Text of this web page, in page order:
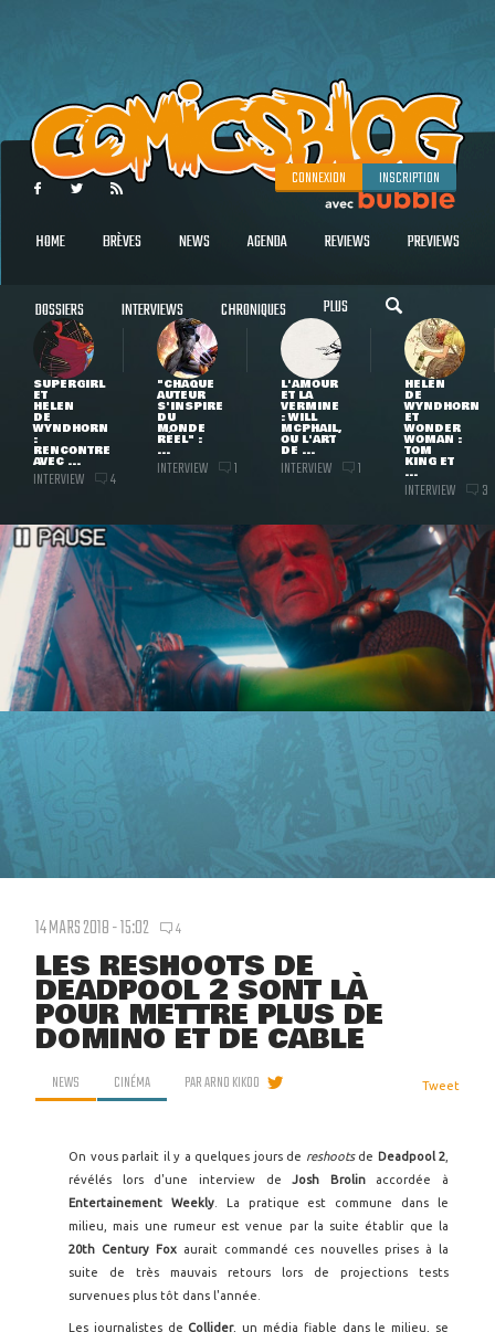
CONNEXION INSCRIPTION
HOME BRÈVES NEWS AGENDA REVIEWS PREVIEWS
DOSSIERS INTERVIEWS CHRONIQUES PLUS
SUPERGIRL
ET
HELEN
DE
WYNDHORN
:
RENCONTRE
AVEC ...
INTERVIEW 4
"CHAQUE
AUTEUR
S'INSPIRE
DU
MONDE
RÉEL" :
...
INTERVIEW 1
L'AMOUR
ET LA
VERMINE
: WILL
MCPHAIL,
OU L'ART
DE ...
INTERVIEW 1
HELEN
DE
WYNDHORN
ET
WONDER
WOMAN :
TOM
KING ET
...
INTERVIEW 3
14 MARS 2018 - 15:02 4
LES RESHOOTS DE
DEADPOOL 2 SONT LÀ
POUR METTRE PLUS DE
DOMINO ET DE CABLE
NEWS CINÉMA PARARNO KIKOO Tweet
On vous parlait il y a quelques jours de reshootsde Deadpool 2
révélés lors d'une interview deJosh Brolin accordée à
Entertainement Weekly. La pratique est commune dans le
milieu, mais une rumeur est venue par la suite établir que la
20th Century Fox aurait commandé ces nouvelles prises à la
suite de très mauvais retours lors de projections tests
survenues plus tôt dans l'année.
Les journalistes de Collider, un média fiable dans le milieu, se